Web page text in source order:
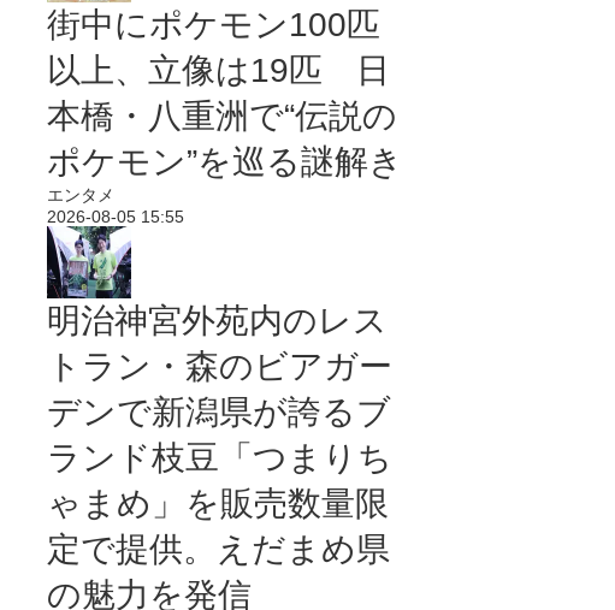
街中にポケモン100匹
以上、立像は19匹 日
本橋・八重洲で“伝説の
ポケモン”を巡る謎解き
エンタメ
2026-08-05 15:55
明治神宮外苑内のレス
トラン・森のビアガー
デンで新潟県が誇るブ
ランド枝豆「つまりち
ゃまめ」を販売数量限
定で提供。えだまめ県
の魅力を発信